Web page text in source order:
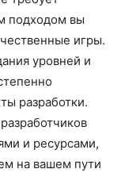
подходом вы
игры.
уровней и
разработки.
и ресурсами,
на вашем пути